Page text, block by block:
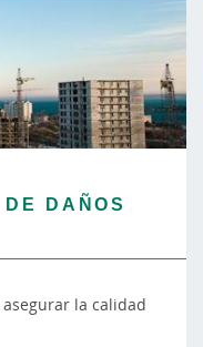
DAÑOS
la calidad